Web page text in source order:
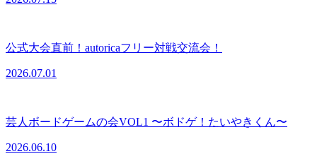
公式大会直前！autoricaフリー対戦交流会！
2026.07.01
芸人ボードゲームの会VOL1 〜ボドゲ！たいやきくん〜
2026.06.10